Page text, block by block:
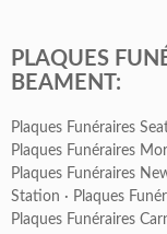
PLAQUES
BEAMENT:
Plaques Funéraires
Plaques Funéraires
Plaques Funéraires
Station · Plaques
Plaques Funéraires